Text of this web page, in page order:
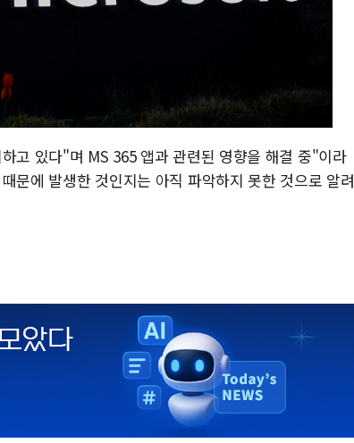
고 있다"며 MS 365 앱과 관련된 영향을 해결 중"이라
문에 발생한 것인지는 아직 파악하지 못한 것으로 알려